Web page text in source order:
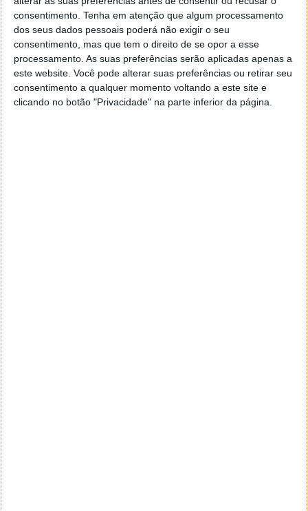
consentimento. Tenha em atenção que algum processamento
dos seus dados pessoais poderá não exigir o seu
consentimento, mas que tem o direito de se opor a esse
processamento. As suas preferências serão aplicadas apenas a
este website. Você pode alterar suas preferências ou retirar seu
consentimento a qualquer momento voltando a este site e
clicando no botão "Privacidade" na parte inferior da página.
Este artigo tem mais de um ano
Reuters
Neste artigo: Activision Blizzard Call of Duty jogo Microsoft
Nware